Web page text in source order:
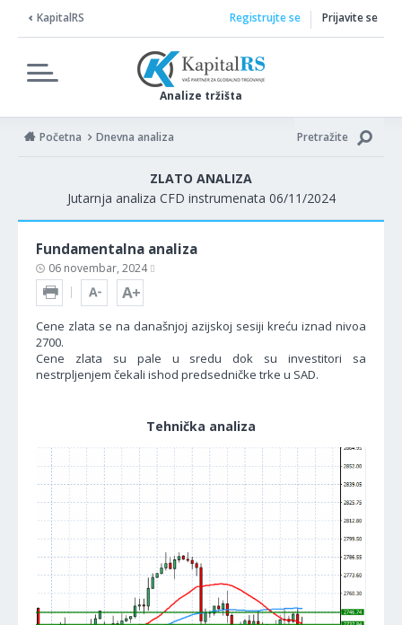
KapitalRS
Analize tržišta
Registrujte se Prijavite se
Početna Dnevna analiza Pretražite
ZLATO ANALIZA
Jutarnja analiza CFD instrumenata 06/11/2024
Fundamentalna analiza
06 novembar, 2024
Cene zlata se na današnjoj azijskoj sesiji kreću iznad nivoa
2700.
Cene zlata su pale u sredu dok su investitori sa
nestrpljenjem čekali ishod predsedničke trke u SAD.
Tehnička analiza